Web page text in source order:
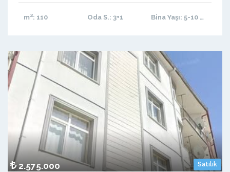
m²: 110 Oda S.: 3+1 Bina Yaşı: 5-10 arası
Satılık
2.575.000